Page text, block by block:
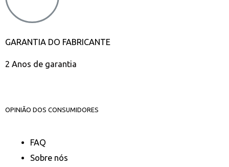
GARANTIA DO FABRICANTE
2 Anos de garantia
OPINIÃO DOS CONSUMIDORES
FAQ
Sobre nós